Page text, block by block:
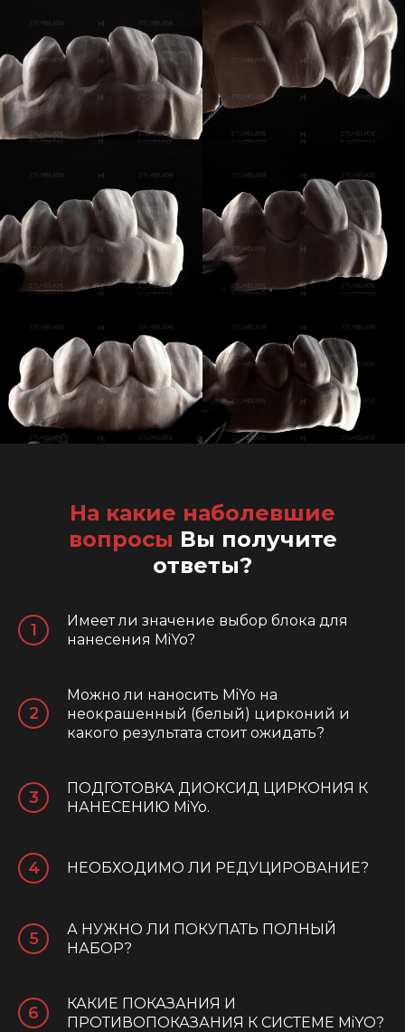
На какие наболевшие
вопросы Вы получите
ответы?
Имеет ли значение выбор блока для
нанесения MiYo?
Можно ли наносить MiYo на
неокрашенный (белый) цирконий и
какого результата стоит ожидать?
ПОДГОТОВКА ДИОКСИД ЦИРКОНИЯ К
НАНЕСЕНИЮ MiYo.
НЕОБХОДИМО ЛИ РЕДУЦИРОВАНИЕ?
А НУЖНО ЛИ ПОКУПАТЬ ПОЛНЫЙ
НАБОР?
КАКИЕ ПОКАЗАНИЯ И
ПРОТИВОПОКАЗАНИЯ К СИСТЕМЕ MiYO?
Наши социальные сети
Instagram* руководителя
учебного центра@akulova1990
*Деятельность Meta (соцсети Instagram)
признана экстремистской и запрещена на
территории Российской Федерации.
Instagram* учебного центра
@helios_dental_corses